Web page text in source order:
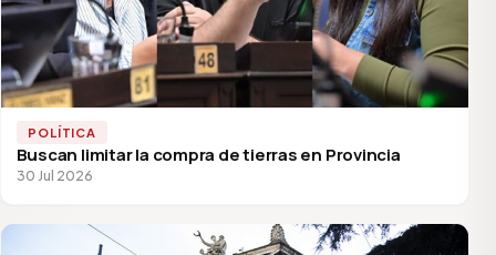
POLÍTICA
Buscan limitar la compra de tierras en Provincia
30 Jul 2026